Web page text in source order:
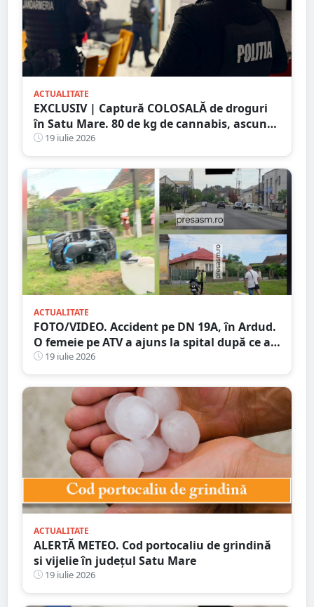
ACTUALITATE
EXCLUSIV | Captură COLOSALĂ de droguri
în Satu Mare. 80 de kg de cannabis, ascunse
într-un plafon modificat al unei
autoutilitare
19 iulie 2026
ACTUALITATE
FOTO/VIDEO. Accident pe DN 19A, în Ardud.
O femeie pe ATV a ajuns la spital după ce a
intrat în coliziune cu un motociclist
19 iulie 2026
ACTUALITATE
ALERTĂ METEO. Cod portocaliu de grindină
si vijelie în județul Satu Mare
19 iulie 2026